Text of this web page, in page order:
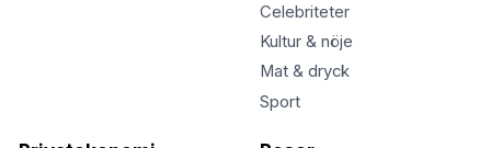
Celebriteter
Kultur & nöje
Mat & dryck
Sport